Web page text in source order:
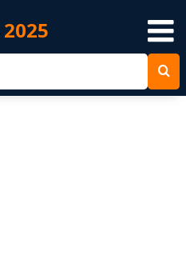
2025